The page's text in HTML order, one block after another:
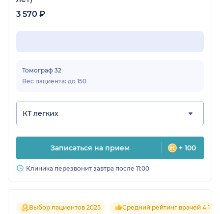
3 570 ₽
Томограф 32
Вес пациента: до 150
КТ легких
Записаться на прием + 100
Клиника перезвонит завтра после 11:00
Выбор пациентов 2025 Средний рейтинг врачей 4.1